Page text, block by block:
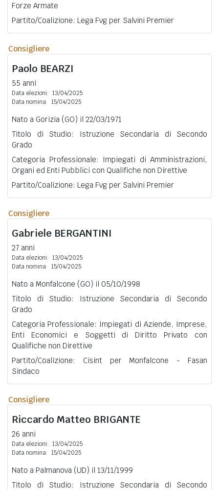
Forze Armate
Partito/Coalizione: Lega Fvg per Salvini Premier
Consigliere
Paolo BEARZI
55 anni
Data elezioni: 13/04/2025
Data nomina: 15/04/2025
Nato a Gorizia (GO) il 22/03/1971
Titolo di Studio: Istruzione Secondaria di Secondo
Grado
Categoria Professionale: Impiegati di Amministrazioni,
Organi ed Enti Pubblici con Qualifiche non Direttive
Partito/Coalizione: Lega Fvg per Salvini Premier
Consigliere
Gabriele BERGANTINI
27 anni
Data elezioni: 13/04/2025
Data nomina: 15/04/2025
Nato a Monfalcone (GO) il 05/10/1998
Titolo di Studio: Istruzione Secondaria di Secondo
Grado
Categoria Professionale: Impiegati di Aziende, Imprese,
Enti Economici e Soggetti di Diritto Privato con
Qualifiche non Direttive
Partito/Coalizione: Cisint per Monfalcone - Fasan
Sindaco
Consigliere
Riccardo Matteo BRIGANTE
26 anni
Data elezioni: 13/04/2025
Data nomina: 15/04/2025
Nato a Palmanova (UD) il 13/11/1999
Titolo di Studio: Istruzione Secondaria di Secondo